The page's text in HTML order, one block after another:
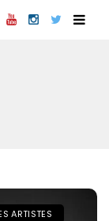
ARTISTES